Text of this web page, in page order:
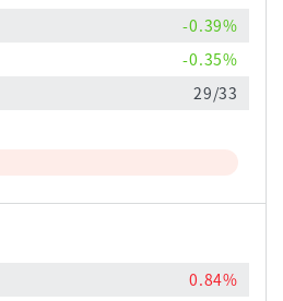
-0.39%
-0.35%
29/33
0.84%